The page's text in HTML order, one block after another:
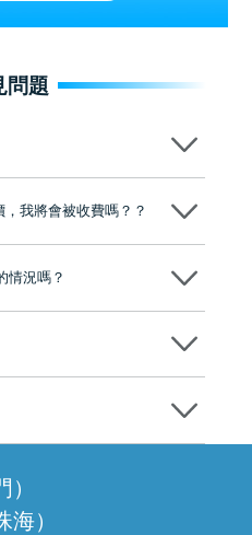
問題
是諾貝爾種植系統全球放心植牙中
顧客，受到粵港澳大灣區及周邊城
都可以隨時預約免費咨詢，讓人十
我將會被收費嗎？？
情況嗎？
收取費用，而匯率會及時告知客人
海）